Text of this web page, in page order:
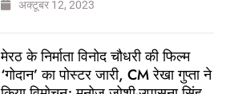
अक्टूबर 12, 2023
मेरठ के निर्माता विनोद चौधरी की फिल्म
‘गोदान’ का पोस्टर जारी, CM रेखा गुप्ता ने